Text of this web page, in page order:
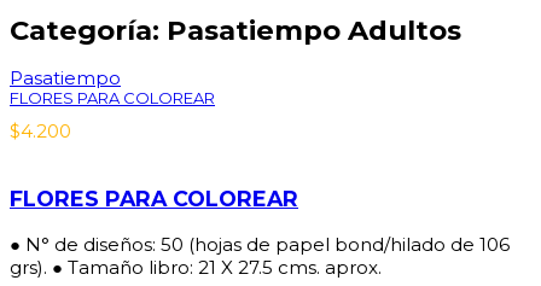
Categoría: Pasatiempo Adultos
Pasatiempo
FLORES PARA COLOREAR
$4.200
FLORES PARA COLOREAR
● N° de diseños: 50 (hojas de papel bond/hilado de 106
grs). ● Tamaño libro: 21 X 27.5 cms. aprox.